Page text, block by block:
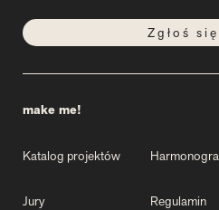
Zgłoś się
make me!
Katalog projektów
Jury Regulamin